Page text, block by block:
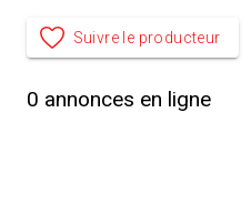
Suivre le producteur
0 annonces en ligne